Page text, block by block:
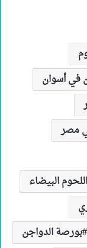
في أسوان
مصر
البيضاء
بورصة الدواجن